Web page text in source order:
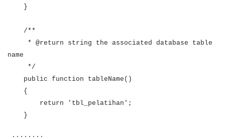
}
/**
* @return string the associated database table
name
*/
public function tableName()
{
return 'tbl_pelatihan';
}
........